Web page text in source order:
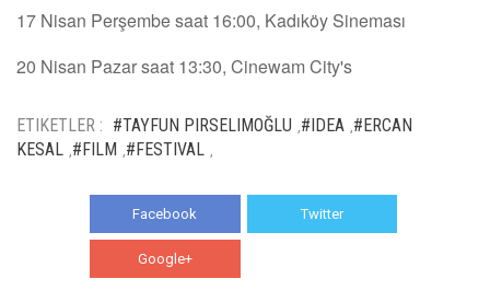
17 Nisan Perşembe saat 16:00, Kadıköy Sineması
20 Nisan Pazar saat 13:30, Cinewam City's
ETIKETLER : #TAYFUN PIRSELIMOĞLU #IDEA #ERCAN
KESAL #FILM #FESTIVAL
Facebook Twitter
Google+